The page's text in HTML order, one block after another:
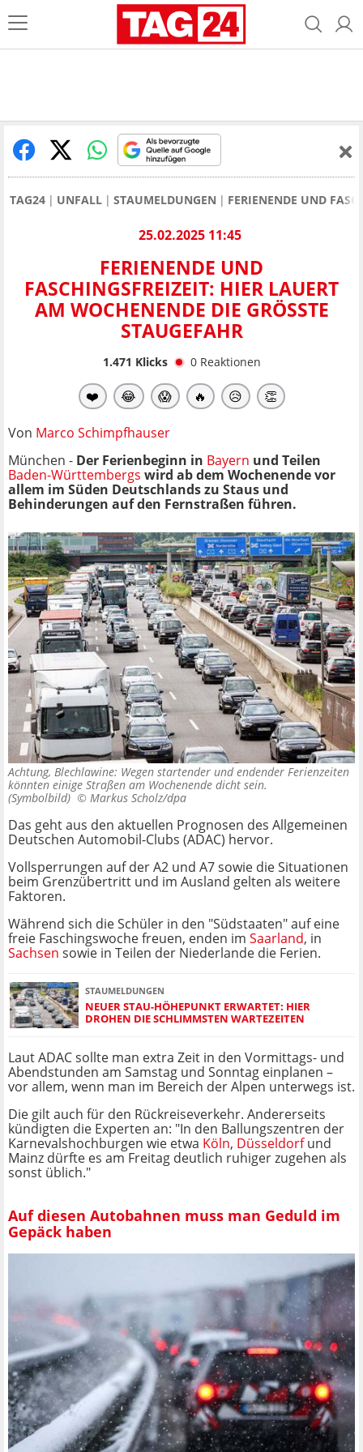
TAG24 UNFALL STAUMELDUNGEN FERIENENDE UND
25.02.2025 11:45
FERIENENDE UND
FASCHINGSFREIZEIT: HIER LAUERT
AM WOCHENENDE DIE GRÖSSTE S
TAUGEFAHR
1.471 Klicks 0 Reaktionen
❤️ 😂 😱 🔥 😥 👏
Von Marco Schimpfhauser
München - Der Ferienbeginn in Bayern und Teilen
Baden-Württembergs wird ab dem Wochenende vor
allem im Süden Deutschlands zu Staus und
Behinderungen auf den Fernstraßen führen.
Achtung, Blechlawine: Wegen startender und endender Ferienzeiten
könnten einige Straßen am Wochenende dicht sein.
(Symbolbild) © Markus Scholz/dpa
Das geht aus den aktuellen Prognosen des Allgemeinen
Deutschen Automobil-Clubs (ADAC) hervor.
Vollsperrungen auf der A2 und A7 sowie die Situationen
beim Grenzübertritt und im Ausland gelten als weitere
Faktoren.
Während sich die Schüler in den "Südstaaten" auf eine
freie Faschingswoche freuen, enden im Saarland, in
Sachsen sowie in Teilen der Niederlande die Ferien.
STAUMELDUNGEN
NEUER STAU-HÖHEPUNKT ERWARTET: HIER
DROHEN DIE SCHLIMMSTEN WARTEZEITEN
Laut ADAC sollte man extra Zeit in den Vormittags- und
Abendstunden am Samstag und Sonntag einplanen –
vor allem, wenn man im Bereich der Alpen unterwegs ist.
Die gilt auch für den Rückreiseverkehr. Andererseits
kündigten die Experten an: "In den Ballungszentren der
Karnevalshochburgen wie etwa Köln, Düsseldorfund
Mainz dürfte es am Freitag deutlich ruhiger zugehen als
sonst üblich."
Auf diesen Autobahnen muss man Geduld im
Gepäck haben